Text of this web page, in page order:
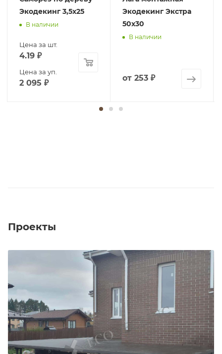
Экодекинг 3,5х25
В наличии
Цена за шт.
4.19 ₽
Цена за уп.
2 095 ₽
Экодекинг Экстра
50х30
В наличии
от 253 ₽
Проекты